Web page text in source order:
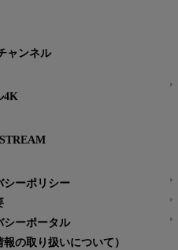
ャンネル
4K
シーポリシー
シーポータル
報の取り扱いについて）